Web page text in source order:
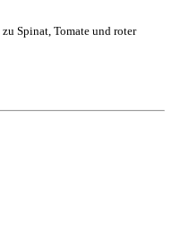
zu Spinat, Tomate und roter